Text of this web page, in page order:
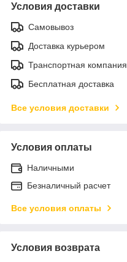
Условия доставки
Самовывоз
Доставка курьером
Транспортная компания
Бесплатная доставка
Все условия доставки
Условия оплаты
Наличными
Безналичный расчет
Все условия оплаты
Условия возврата